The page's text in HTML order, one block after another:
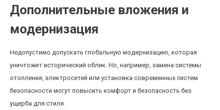
Дополнительные вложения и
модернизация
Недопустимо допускать глобальную модернизацию, которая
уничтожит исторический облик. Но, например, замена системы
отопления, электросетей или установка современных систем
безопасности могут повысить комфорт и безопасность без
ущерба для стиля.